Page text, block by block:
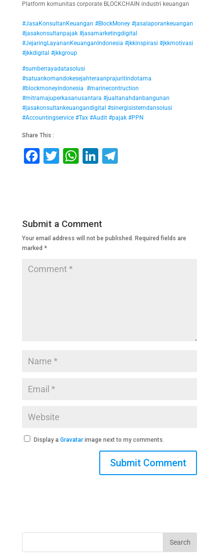
Platform komunitas corporate BLOCKCHAIN industri keuangan
#JasaKonsultanKeuangan #BlockMoney #jasalaporankeuangan
#jasakonsultanpajak #jasamarketingdigital
#JejaringLayananKeuanganIndonesia #jkkinspirasi #jkkmotivasi
#jkkdigital #jkkgroup
#sumberrayadatasolusi
#satuankomandokesejahteraanprajuritindotama
#blockmoneyindonesia #marinecontruction
#mitramajuperkasanusantara #jualtanahdanbangunan
#jasakonsultankeuangandigital #sinergisistemdansolusi
#Accountingservice #Tax#Audit#pajak #PPN
Share This :
F
b
o
o
k
T
W
A
p
Li
dI
n m
Submit a Comment
Your email address will not be published. Required fields are
marked *
Display a Gravatarimage next to my comments.
Search